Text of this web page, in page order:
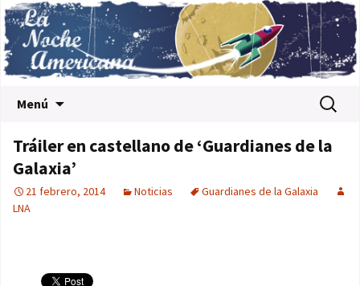
Menú Buscar:
Tráiler en castellano de ‘Guardianes de la
Galaxia’
21 febrero, 2014 Noticias
Guardianes de la Galaxia
LNA